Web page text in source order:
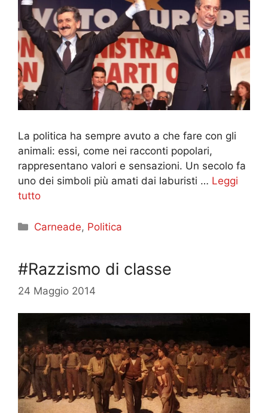
La politica ha sempre avuto a che fare con gli
animali: essi, come nei racconti popolari,
rappresentano valori e sensazioni. Un secolo fa
uno dei simboli più amati dai laburisti … Leggi
tutto
Categorie
Carneade, Politica
#Razzismo di classe
24 Maggio 2014